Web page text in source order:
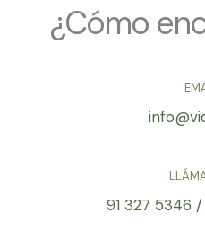
¿Cómo
91 327 5346